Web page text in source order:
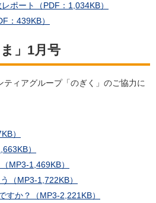
ポート（PDF：1,034KB）
：439KB）
」1月号
ィアグループ「のぎく」のご協力に
）
）
MP3-1,469KB）
（MP3-1,722KB）
すか？（MP3-2,221KB）